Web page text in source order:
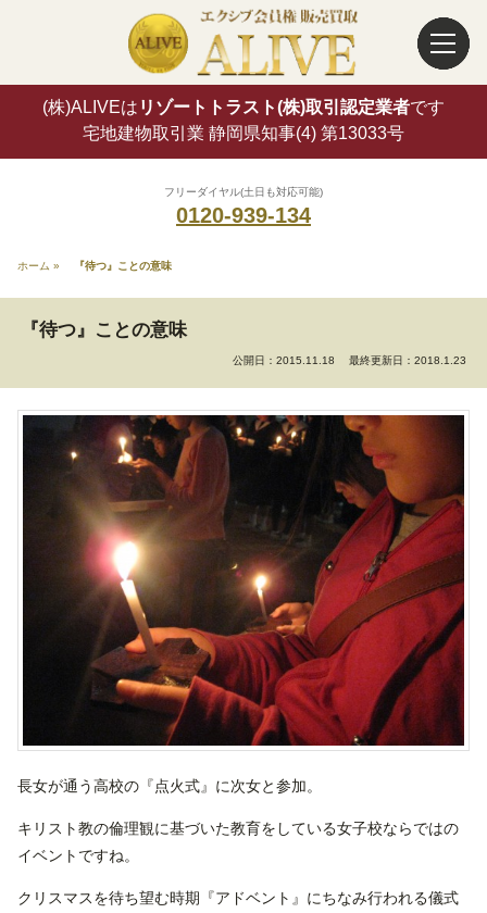
(株)ALIVEは リゾートトラスト(株)取引認定業者です
宅地建物取引業 静岡県知事(4) 第13033号
フリーダイヤル(土日も対応可能)
0120-939-134
ホーム » 『待つ』ことの意味
『待つ』ことの意味
公開日：2015.11.18 最終更新日：2018.1.23
長女が通う高校の『点火式』に次女と参加。
キリスト教の倫理観に基づいた教育をしている女子校ならではの
イベントですね。
クリスマスを待ち望む時期『アドベント』にちなみ行われる儀式